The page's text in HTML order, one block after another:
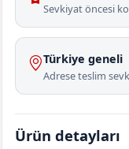
Sevkiyat öncesi
Türkiye geneli
Adrese teslim
Ürün detayları